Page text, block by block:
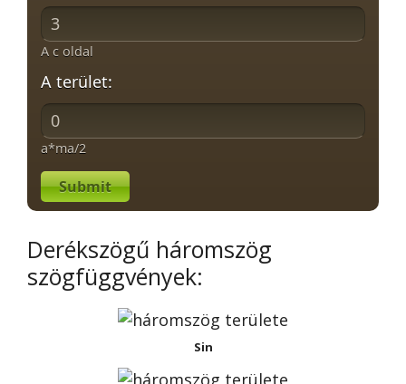
A c oldal
A terület:
a*ma/2
Submit
Derékszögű háromszög
szögfüggvények:
Sin